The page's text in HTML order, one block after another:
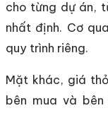
cho từng dự án,
nhất định. Cơ
quy trình riêng.
Mặt khác, giá
bên mua và